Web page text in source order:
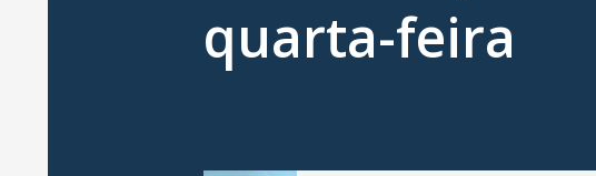
quarta-feira